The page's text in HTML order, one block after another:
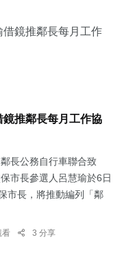
推鄰長每月工作協
長公務自行車聯合致
市長參選人呂慧瑜於6日
市長，將推動編列「鄰
看 3 分享